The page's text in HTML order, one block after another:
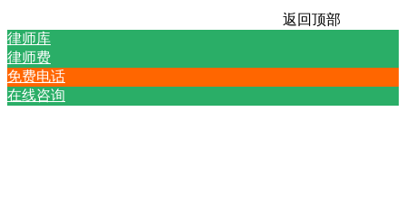
返回顶部
律师库
律师费
免费电话
在线咨询